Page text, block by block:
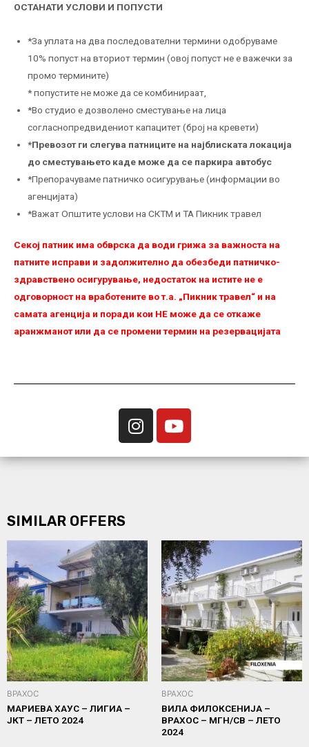
ОСТАНАТИ УСЛОВИ И ПОПУСТИ
*За уплата на два последователни термини одобруваме
10% попуст на вториот термин (овој попуст не е важечки за
промо термините)
* попустите не може да се комбинираат,
*Во студио е дозволено сместување на лица
согласнопредвидениот капацитет (број на кревети)
*Превозот ги слегува патниците на најблиската локација
до сместувањето каде може да се паркира автобус
*Препорачуваме патничко осигурување (информации во
агенцијата)
*Важат Општите услови на СКТМ и ТА Пикник травел
Секој патник има обврска да води грижа за важноста на
патните исправи и задолжително да обезбеди патничко-
здравствено осигурување, недостаток на истите не е
одговорност на вработените во т.а. „Пикник травел“ и на
самата агенција и поради кои НЕ можe да се откаже
аранжманот или да се промени термин на резервацијата
SIMILAR OFFERS
ВРАХОС
МАРИЕВА ХАУС – ЛИГИА –
ЈКТ – ЛЕТО 2024
ВРАХОС
ВИЛА ФИЛОКСЕНИЈА –
ВРАХОС – МГН/СВ – ЛЕТО
2024